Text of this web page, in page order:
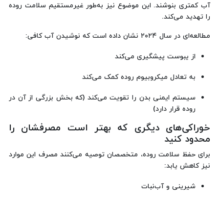
آب کمتری بنوشند. این موضوع نیز به‌طور غیرمستقیم سلامت روده
را تهدید می‌کند.
مطالعه‌ای در سال ۲۰۲۴ نشان داده است که نوشیدن آب کافی:
از یبوست پیشگیری می‌کند
به تعادل میکروبیوم روده کمک می‌کند
سیستم ایمنی بدن را تقویت می‌کند (که بخش بزرگی از آن در
روده قرار دارد)
خوراکی‌های دیگری که بهتر است مصرفشان را
محدود کنید
برای حفظ سلامت روده، متخصصان توصیه می‌کنند مصرف این موارد
نیز کاهش یابد:
شیرینی و آب‌نبات